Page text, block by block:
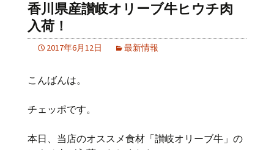
香川県産讃岐オリーブ牛ヒウチ肉
入荷！
2017年6月12日 最新情報
こんばんは。
チェッポです。
本日、当店のオススメ食材「讃岐オリーブ牛」の